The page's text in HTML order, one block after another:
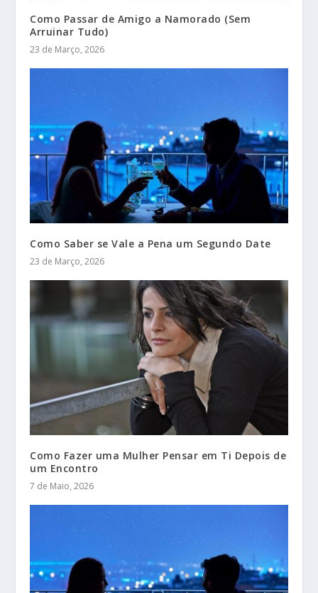
Como Passar de Amigo a Namorado (Sem
Arruinar Tudo)
23 de Março, 2026
Como Saber se Vale a Pena um Segundo Date
23 de Março, 2026
Como Fazer uma Mulher Pensar em Ti Depois de
um Encontro
7 de Maio, 2026